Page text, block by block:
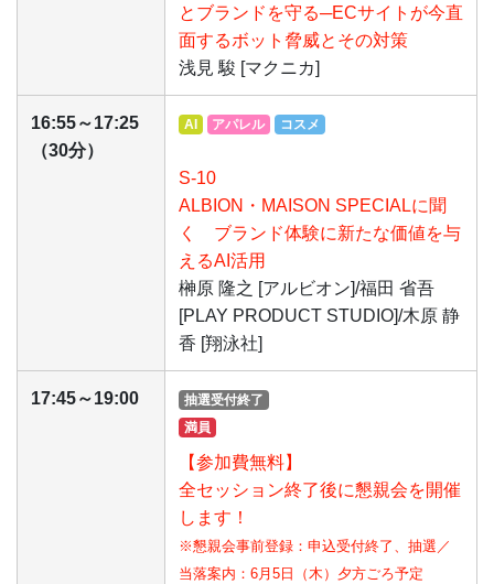
とブランドを守る─ECサイトが今直
面するボット脅威とその対策
浅見 駿 [マクニカ]
16:55～17:25
（30分）
AI アパレル コスメ
S-10
ALBION・MAISON SPECIALに聞
く ブランド体験に新たな価値を与
えるAI活用
榊原 隆之 [アルビオン]/福田 省吾
[PLAY PRODUCT STUDIO]/木原 静
香 [翔泳社]
17:45～19:00
抽選受付終了
満員
【参加費無料】
全セッション終了後に懇親会を開催
します！
※懇親会事前登録：申込受付終了、抽選／
当落案内：6月5日（木）夕方ごろ予定